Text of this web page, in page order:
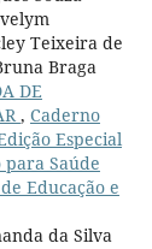
Teixeira de
Braga
DE
, Caderno
Especial
Saúde
Educação e
da Silva